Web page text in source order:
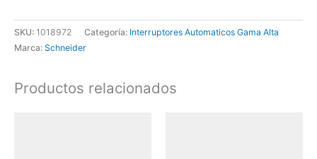
SKU: 1018972 Categoría: Interruptores Automaticos Gama Alta
Marca: Schneider
Productos relacionados